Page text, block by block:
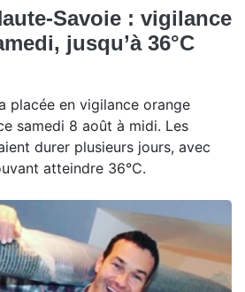
Savoie : vigilance
jusqu’à 36°C
placée en vigilance orange
samedi 8 août à midi. Les
durer plusieurs jours, avec
atteindre 36°C.